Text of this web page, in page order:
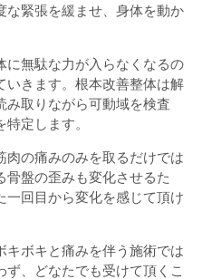
な緊張を緩ませ、身体を動か
に無駄な力が入らなくなるの
いきます。根本改善整体は解
み取りながら可動域を検査
定します。
肉の痛みのみを取るだけでは
骨盤の歪みも変化させるた
一回目から変化を感じて頂け
キボキと痛みを伴う施術では
、どなたでも受けて頂くこ